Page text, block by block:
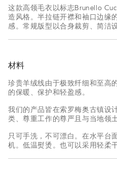
这款高领毛衣以标志Brunello
造风格。半拉链开襟和袖口边缘
感。常规版型以合身裁剪、简洁
材料
珍贵羊绒线由于极致纤细和至高
的保暖、保护和轻盈感。
我们的产品皆在索罗梅奥古镇设
类、尊重工作的尊严且与当地领
只可手洗，不可漂白。在水平台
机。低温熨烫。也可以采用轻柔干